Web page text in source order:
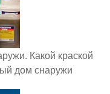
Какой краской
дом снаружи